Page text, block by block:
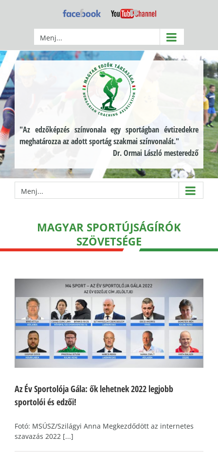
Facebook YouTube
Menj...
"Az edzőképzés színvonala egy sportágban évtizedekre
meghatározza az adott sportág szakmai színvonalát."
Dr. Ormai László mesteredző
Menj...
MAGYAR SPORTÚJSÁGÍRÓK
SZÖVETSÉGE
Az Év Sportolója Gála: ők lehetnek 2022 legjobb
sportolói és edzői!
Fotó: MSÚSZ/Szilágyi Anna Megkezdődött az internetes
szavazás 2022 [...]